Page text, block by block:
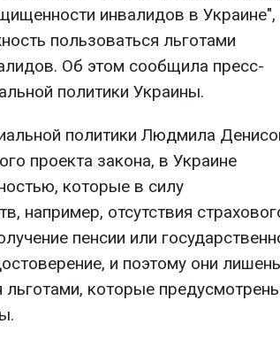
инвалидов в Украине",
пользоваться льготами
Об этом сообщила пресс-
политики Украины.
политики Людмила
проекта закона, в Украине
которые в силу
например, отсутствия
пенсии или
и поэтому они
которые